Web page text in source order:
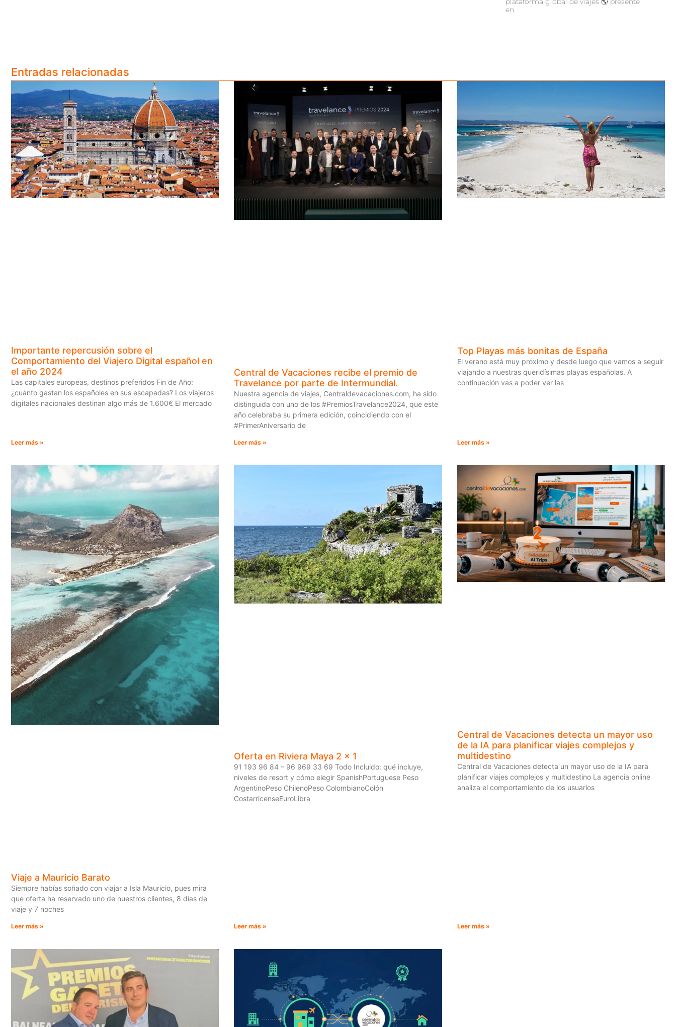
en
Entradas relacionadas
Importante repercusión sobre el
Comportamiento del Viajero Digital español en
el año 2024
Las capitales europeas, destinos preferidos Fin de Año:
¿cuánto gastan los españoles en sus escapadas? Los viajeros
digitales nacionales destinan algo más de 1.600€ El mercado
Leer más »
Central de Vacaciones recibe el premio de
Travelance por parte de Intermundial.
Nuestra agencia de viajes, Centraldevacaciones.com, ha sido
distinguida con uno de los #PremiosTravelance2024, que este
año celebraba su primera edición, coincidiendo con el
#PrimerAniversario de
Leer más »
Top Playas más bonitas de España
El verano está muy próximo y desde luego que vamos a seguir
viajando a nuestras queridísimas playas españolas. A
continuación vas a poder ver las
Leer más »
Viaje a Mauricio Barato
Siempre habías soñado con viajar a Isla Mauricio, pues mira
que oferta ha reservado uno de nuestros clientes, 8 días de
viaje y 7 noches
Leer más »
Oferta en Riviera Maya 2 x 1
91 193 96 84 – 96 969 33 69 Todo Incluido: qué incluye,
niveles de resort y cómo elegir SpanishPortuguese Peso
ArgentinoPeso ChilenoPeso ColombianoColón
CostarricenseEuroLibra
Leer más »
Central de Vacaciones detecta un mayor uso
de la IA para planificar viajes complejos y
multidestino
Central de Vacaciones detecta un mayor uso de la IA para
planificar viajes complejos y multidestino La agencia online
analiza el comportamiento de los usuarios
Leer más »